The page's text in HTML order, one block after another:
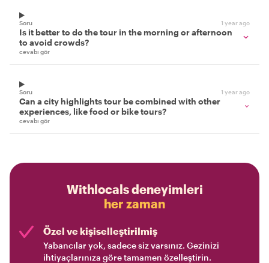
Soru 1 year ago
Is it better to do the tour in the morning or afternoon
to avoid crowds?
cevabı gör
Soru 1 year ago
Can a city highlights tour be combined with other
experiences, like food or bike tours?
cevabı gör
Withlocals deneyimleri
her zaman
Özel ve kişiselleştirilmiş
Yabancılar yok, sadece siz varsınız. Gezinizi
ihtiyaçlarınıza göre tamamen özelleştirin.